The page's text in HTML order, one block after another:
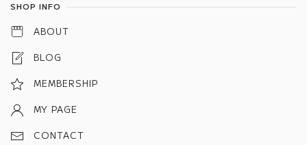
SHOP INFO
ABOUT
BLOG
MEMBERSHIP
MY PAGE
CONTACT